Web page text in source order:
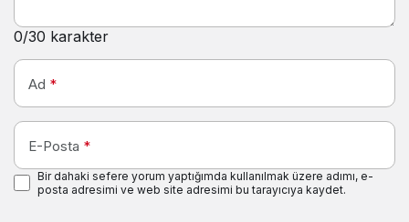
0/30 karakter
Ad *
E-Posta *
Bir dahaki sefere yorum yaptığımda kullanılmak üzere adımı, e-
posta adresimi ve web site adresimi bu tarayıcıya kaydet.